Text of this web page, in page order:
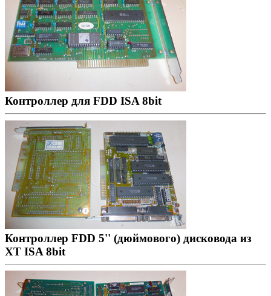
Контроллер для FDD ISA 8bit
Контроллер FDD 5'' (дюймового) дисковода из
XT ISA 8bit